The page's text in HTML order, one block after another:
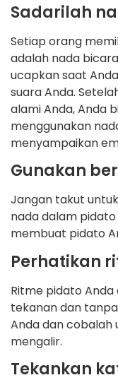
Sadarilah
Setiap orang
adalah nada
ucapkan saat
suara Anda.
alami Anda, Anda
menggunakan
menyampaikan
Gunakan
Jangan takut
nada dalam
membuat pidato
Perhatikan
Ritme pidato
tekanan dan
Anda dan cobalah
mengalir.
Tekankan